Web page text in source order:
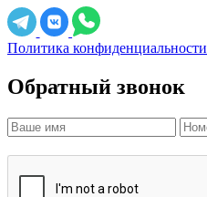
Политика конфиденциальности
Обратный звонок